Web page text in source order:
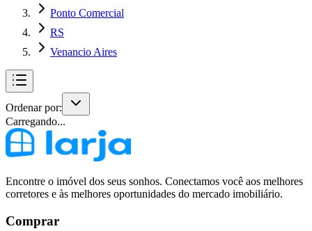
Ponto Comercial
RS
Venancio Aires
Ordenar por:
Carregando...
Encontre o imóvel dos seus sonhos. Conectamos você aos melhores
corretores e às melhores oportunidades do mercado imobiliário.
Comprar